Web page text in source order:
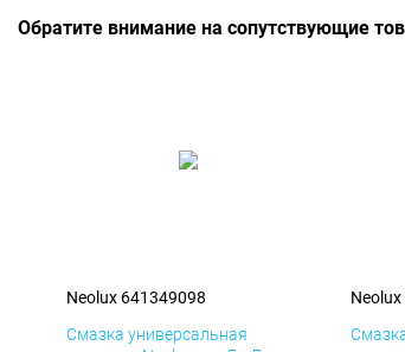
Обратите внимание на сопутствующие
Neolux 641349098
Смазка универсальная